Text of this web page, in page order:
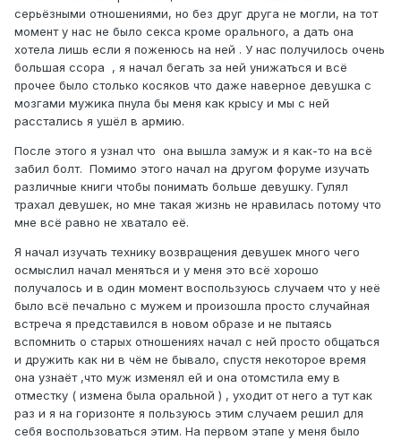
серьёзными отношениями, но без друг друга не могли, на тот
момент у нас не было секса кроме орального, а дать она
хотела лишь если я поженюсь на ней . У нас получилось очень
большая ссора , я начал бегать за ней унижаться и всё
прочее было столько косяков что даже наверное девушка с
мозгами мужика пнула бы меня как крысу и мы с ней
расстались я ушёл в армию.
После этого я узнал что она вышла замуж и я как-то на всё
забил болт. Помимо этого начал на другом форуме изучать
различные книги чтобы понимать больше девушку. Гулял
трахал девушек, но мне такая жизнь не нравилась потому что
мне всё равно не хватало её.
Я начал изучать технику возвращения девушек много чего
осмыслил начал меняться и у меня это всё хорошо
получалось и в один момент воспользуюсь случаем что у неё
было всё печально с мужем и произошла просто случайная
встреча я представился в новом образе и не пытаясь
вспомнить о старых отношениях начал с ней просто общаться
и дружить как ни в чём не бывало, спустя некоторое время
она узнаёт ,что муж изменял ей и она отомстила ему в
отместку ( измена была оральной ) , уходит от него а тут как
раз и я на горизонте я пользуюсь этим случаем решил для
себя воспользоваться этим. На первом этапе у меня было